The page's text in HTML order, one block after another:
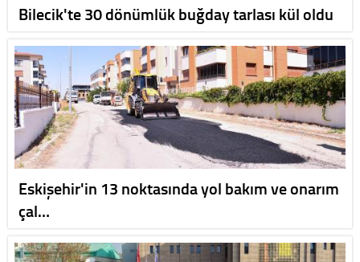
Bilecik'te 30 dönümlük buğday tarlası kül oldu
Eskişehir'in 13 noktasında yol bakım ve onarım
çal…